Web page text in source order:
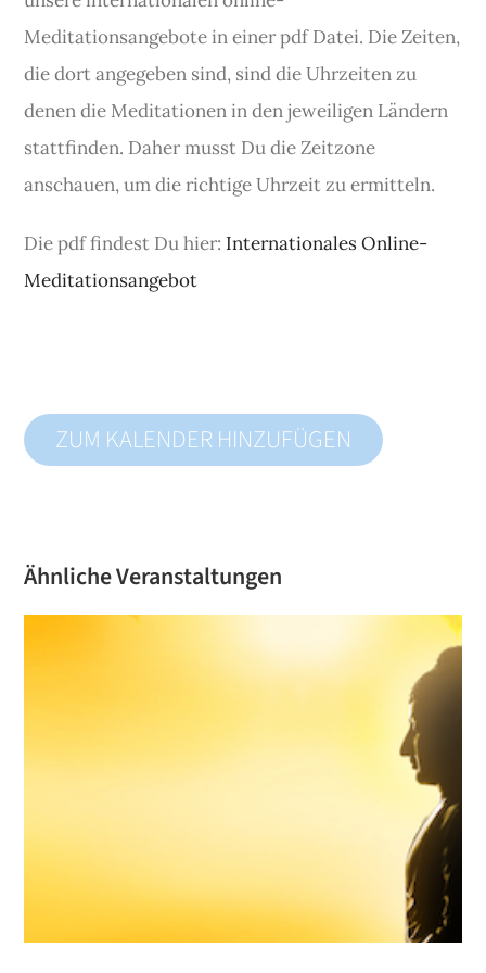
Meditationsangebote in einer pdf Datei. Die Zeiten,
die dort angegeben sind, sind die Uhrzeiten zu
denen die Meditationen in den jeweiligen Ländern
stattfinden. Daher musst Du die Zeitzone
anschauen, um die richtige Uhrzeit zu ermitteln.
Die pdf findest Du hier: Internationales Online-
Meditationsangebot
ZUM KALENDER HINZUFÜGEN
Ähnliche Veranstaltungen